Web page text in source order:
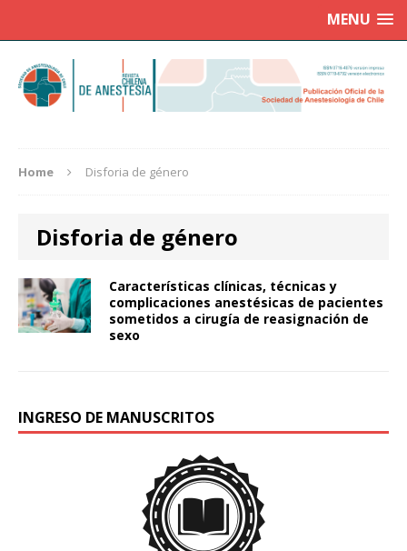
MENU
Home Disforia de género
Disforia de género
Características clínicas, técnicas y
complicaciones anestésicas de pacientes
sometidos a cirugía de reasignación de
sexo
INGRESO DE MANUSCRITOS